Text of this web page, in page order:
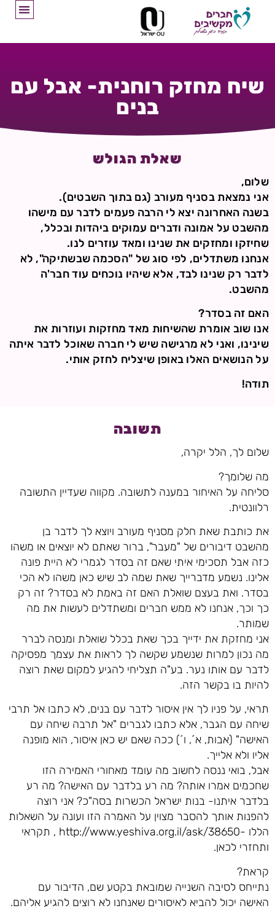
שיח מחזק רוחנית- אבל עם
בנים
שאלת הגולש
שלום,
אני נמצאת בסניף מעורב (גם בתוך השבטים).
בשנה האחרונה יצא לי הרבה פעמים לדבר עם מישהו
מהשבט על אמונה ודברים עמוקים ביהדות ובכלל,
שחיזקו ומחזקים את שנינו ומאד עוזרים לנו.
אנחנו משתדלים, לפי סוג של "הסכמה שבשתיקה", לא
לדבר רק שנינו לבד, אלא שיהיו נוכחים עוד חבר'ה
מהשבט.
האם זה בסדר?
אנו שוב אומרת שהשיחות מאד מחזקות ועוזרות את
שינינו, ואני לא מרגישה שיש לי חברה שאוכל לדבר איתה
על הנושאים האלו באופן שיצליח לחזק אותי.
תודה!
תשובה
שלום לך, הלל יקרה,
מה שלומך?
סליחה על האיחור במענה לתשובה. מקווה שעדיין התשובה
רלוונטית.
את כותבת שאת חלק מסניף מעורב ויוצא לך לדבר בן
מהשבט דיבורים של "מעבר", ברור שאתם לא יוצאים או משהו
כזה אבל תסכימי איתי שאם זה בסדר לגמרי לא היית פונה
אלינו. נשמע מדברייך שאת שמה לב שיש כאן משהו לא הכי
בסדר. ואת בעצם שואלת האם זה באמת לא בסדר? זה רק
כך וכך, אנחנו לא ממש חברים ומשתדלים לעשות את מה
שמותר.
אני מחזקת את ידייך בכך שאת בכלל שואלת ומנסה לברר
מה נכון למרות שנשמע שקשה לך לראות את עצמך מפסיקה
לדבר עם אותו נער. בע"ה תצליחי להגיע למקום שאת רוצה
להיות בו בקשר הזה.
תראי, על פניו לך אין איסור לדבר עם בנים, לא כתבו אל תרבי
שיחה עם הגבר, אלא כתבו לגברים "אל תרבה שיחה עם
האישה" (אבות, א´, ו´) ככה שאם יש כאן איסור, הוא מופנה
אליו ולא אלייך.
אבל, בואי ננסה לחשוב מה עומד מאחורי האמירה הזו
שחכמים אמרו אותה? מה רע בלדבר עם האישה? מה רע
בלדבר איתנו- בנות ישראל הכשרות בסה"כ? אני רוצה
להפנות אותך להסבר מצוין על האמרה הזו ועונה על השאלות
הללו -http://www.yeshiva.org.il/ask/38650 , תקראי
ותחזרי לכאן.
קראת?
נתייחס לסיבה השנייה שמובאת בקטע שם, הדיבור עם
האישה יכול להביא לאיסורים שאנחנו לא רוצים להגיע אליהם.